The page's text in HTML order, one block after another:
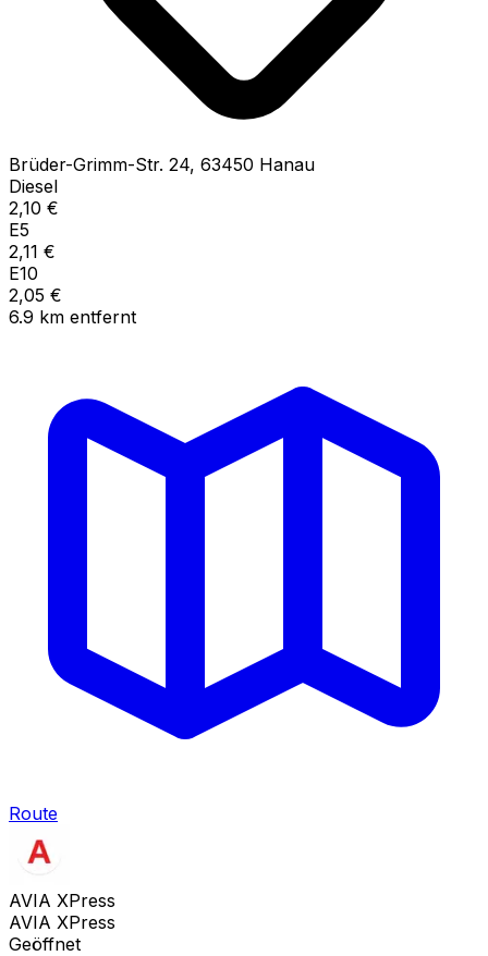
Brüder-Grimm-Str. 24, 63450 Hanau
Diesel
2,10 €
E5
2,11 €
E10
2,05 €
6.9 km entfernt
Route
AVIA XPress
AVIA XPress
Geöffnet